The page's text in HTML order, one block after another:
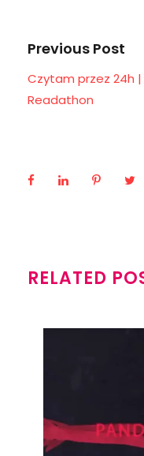
Previous Post
Czytam przez 24h |
Readathon
RELATED